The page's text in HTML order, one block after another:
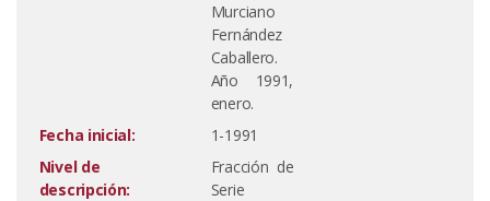
Murciano
Fernández
Caballero.
Año 1991,
enero.
Fecha inicial:
1-1991
Nivel de
descripción:
Fracción de
Serie